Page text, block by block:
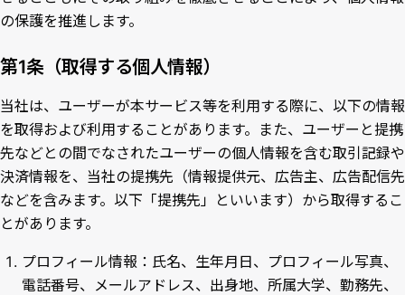
の保護を推進します。
第1条（取得する個人情報）
当社は、ユーザーが本サービス等を利用する際に、以下の情報
を取得および利用することがあります。また、ユーザーと提携
先などとの間でなされたユーザーの個人情報を含む取引記録や
決済情報を、当社の提携先（情報提供元、広告主、広告配信先
などを含みます。以下「提携先」といいます）から取得するこ
とがあります。
プロフィール情報：氏名、生年月日、プロフィール写真、
電話番号、メールアドレス、出身地、所属大学、勤務先、